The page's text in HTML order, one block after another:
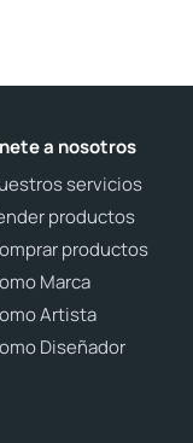
a nosotros
servicios
productos
productos
Marca
Artista
Diseñador